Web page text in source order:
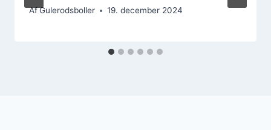
AfGulerodsboller 19. december 2024